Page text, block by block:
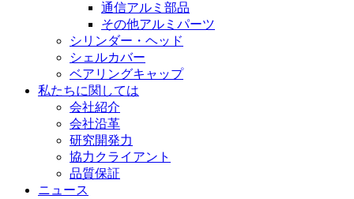
通信アルミ部品
その他アルミパーツ
シリンダー・ヘッド
シェルカバー
ベアリングキャップ
私たちに関しては
会社紹介
会社沿革
研究開発力
協力クライアント
品質保証
ニュース